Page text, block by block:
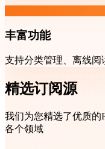
丰富功能
支持分类管理、离线阅
精选订阅源
我们为您精选了优质的
各个领域